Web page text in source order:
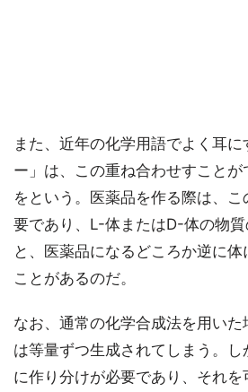
また、近年の化学用語でよく耳に
ー」は、この重ね合わせすことが
をという。医薬品を作る際は、
要であり、L-体またはD-体の物
と、医薬品になるどころか逆に
ことがあるのだ。
なお、通常の化学合成法を用い
は等量ずつ生成されてしまう。し
に作り分けが必要であり、それ